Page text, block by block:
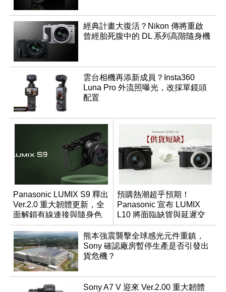
經典計畫大復活？Nikon 傳將重啟
曾經胎死腹中的 DL 系列高階隨身機
雲台相機再添新成員？Insta360
Luna Pro 外流照曝光，改採單鏡頭
配置
Panasonic LUMIX S9 釋出
Ver.2.0 重大韌體更新，全
面解鎖有線連接與隨身色
調編輯
預購熱潮超乎預期！
Panasonic 宣布 LUMIX
L10 將面臨缺貨與延遲交
貨時間
熊本強震襲擊全球感光元件重鎮，
Sony 確認廠房暫停生產是否引發出
貨危機？
Sony A7 V 迎來 Ver.2.00 重大韌體